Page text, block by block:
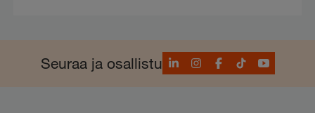
Seuraa ja osallistuLinkedInInstagram
Facebook
TikTokYouTube